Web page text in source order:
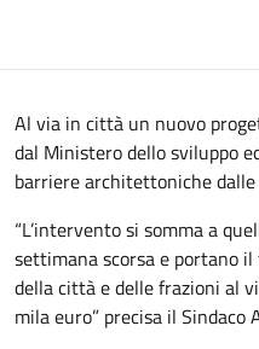
Al via in città un nuovo
dal Ministero dello sviluppo
barriere architettoniche
“L’intervento si somma a
settimana scorsa e portano
della città e delle frazioni al
mila euro” precisa il Sindaco